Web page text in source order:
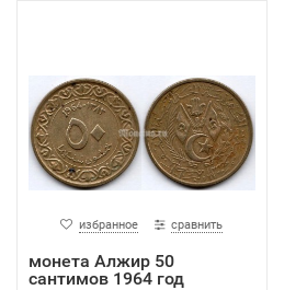
избранное сравнить
монета Алжир 50
сантимов 1964 год